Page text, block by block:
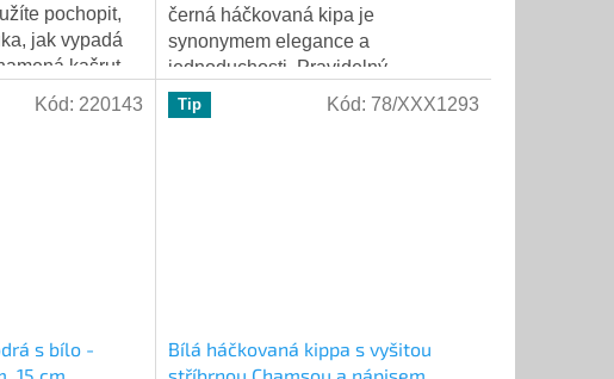
pochopit,
jak vypadá
kašrut
čte z Tóry?...
černá háčkovaná kipa je
synonymem elegance a
jednoduchosti. Pravidelný
háčkovaný vzor dodává kipě tradiční
vzhled, zatímco moderní výrobní...
s bílo -
15 cm
Kód: 220143 Tip
Bílá háčkovaná kippa s vyšitou
Kód: 78/XXX1293